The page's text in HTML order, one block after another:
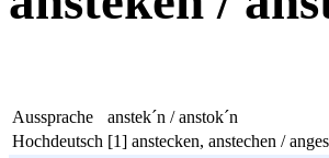
Aussprache
anstek´n / anstok´n
Hochdeutsch [1] anstecken, anstechen /